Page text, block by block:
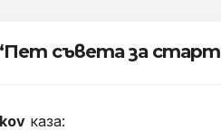
съвета за
каза: